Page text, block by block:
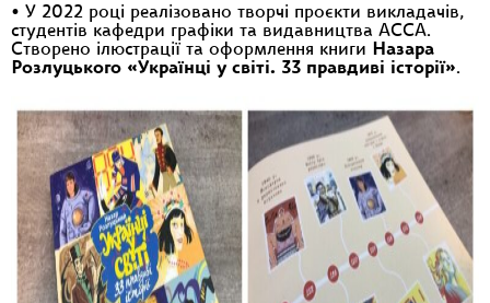
• У 2022 році реалізовано творчі проєкти викладачів,
студентів кафедри графіки та видавництва АССА.
Створено ілюстрації та оформлення книги
Назара
Розлуцького «Українці у світі. 33 правдиві історії».